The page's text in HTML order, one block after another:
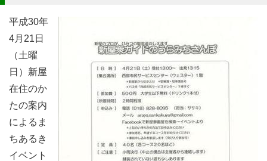
平成30年
4月21日
（土曜
日）新屋
在住のか
たの案内
によるま
ちあるき
イベント